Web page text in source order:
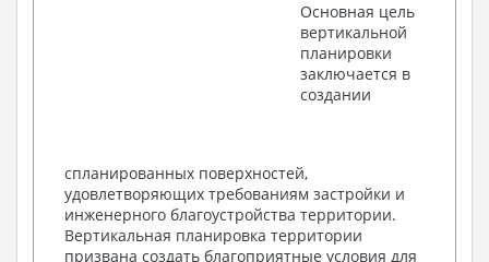
Поэтажные маркировочные планы с
Разрезы и состав конструкций
Фасады с ведомостью внешних отделок
Экспликация полов
Объемы основных строительных материалов
Архитектурные узлы в конструкциях
2. Конструктивный раздел:
Основная цель
вертикальной
планировки
заключается в
создании
спланированных поверхностей,
удовлетворяющих требованиям застройки и
инженерного благоустройства территории.
Вертикальная планировка территории
призвана создать благоприятные условия для